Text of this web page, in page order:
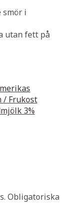
smör i
utan fett på
/ Frukost
3%
Obligatoriska